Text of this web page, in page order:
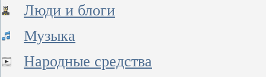
Люди и блоги
Музыка
Народные средства